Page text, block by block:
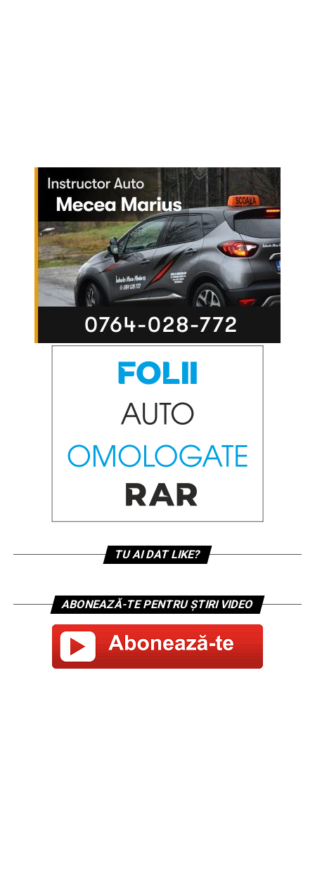
TU AI DAT LIKE?
ABONEAZĂ-TE PENTRU ȘTIRI VIDEO